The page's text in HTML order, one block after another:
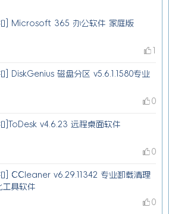
] Microsoft 365 办公软件 家庭版
1
] DiskGenius 磁盘分区 v5.6.1.1580专业
0
]ToDesk v4.6.23 远程桌面软件
0
] CCleaner v6.29.11342 专业卸载清理
工具软件
0